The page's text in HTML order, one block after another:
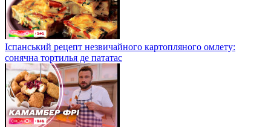
Іспанський рецепт незвичайного картопляного омлету:
сонячна тортилья де пататас